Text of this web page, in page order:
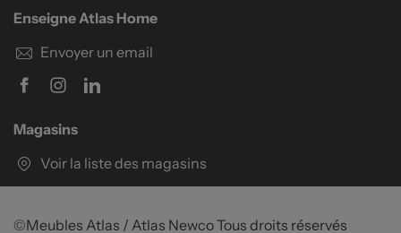
Enseigne Atlas Home
Envoyer un email
Magasins
Voir la liste des magasins
©Meubles Atlas / Atlas NewcoTous droits réservés